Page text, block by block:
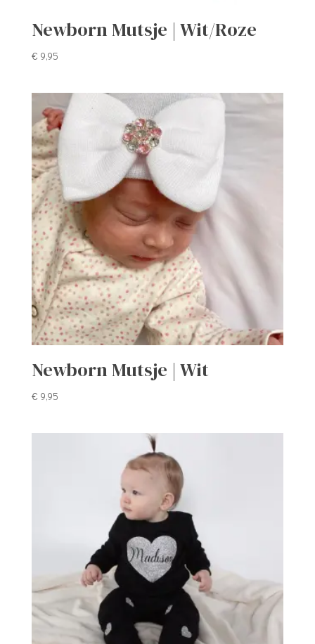
Newborn Mutsje | Wit/Roze
€ 9,95
Newborn Mutsje | Wit
€ 9,95